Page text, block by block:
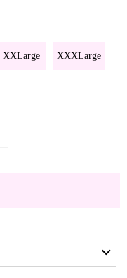
XXLarge XXXLarge